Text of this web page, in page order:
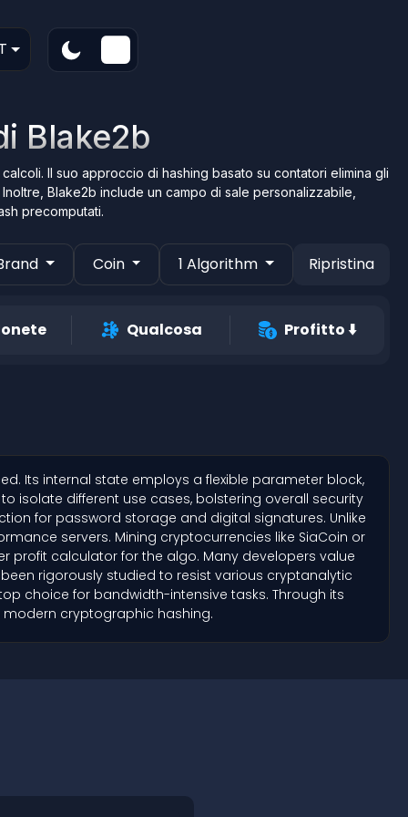
Blake2b
Il suo approccio di hashing basato su contatori elimina gli
Blake2b include un campo di sale personalizzabile,
precomputati.
Coin 1 Algorithm Ripristina
Qualcosa Profitto ⬇️
Its internal state employs a flexible parameter block,
isolate different use cases, bolstering overall security
for password storage and digital signatures. Unlike
servers. Mining cryptocurrencies like SiaCoin or
profit calculator for the algo. Many developers value
rigorously studied to resist various cryptanalytic
choice for bandwidth-intensive tasks. Through its
cryptographic hashing.